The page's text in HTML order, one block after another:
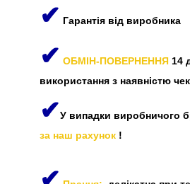
✔ Гарантія від виробника
✔ ОБМІН-ПОВЕРНЕННЯ 14
використання з наявністю
✔У випадки виробничого
за наш рахунок !
✔